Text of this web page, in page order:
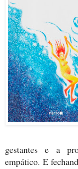
gestantes e a
empático. E